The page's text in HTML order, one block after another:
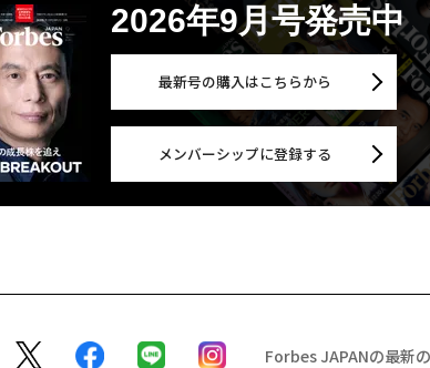
2026年9月号発売中
最新号の購入はこちらから
メンバーシップに登録する
Forbes JAPANの最新